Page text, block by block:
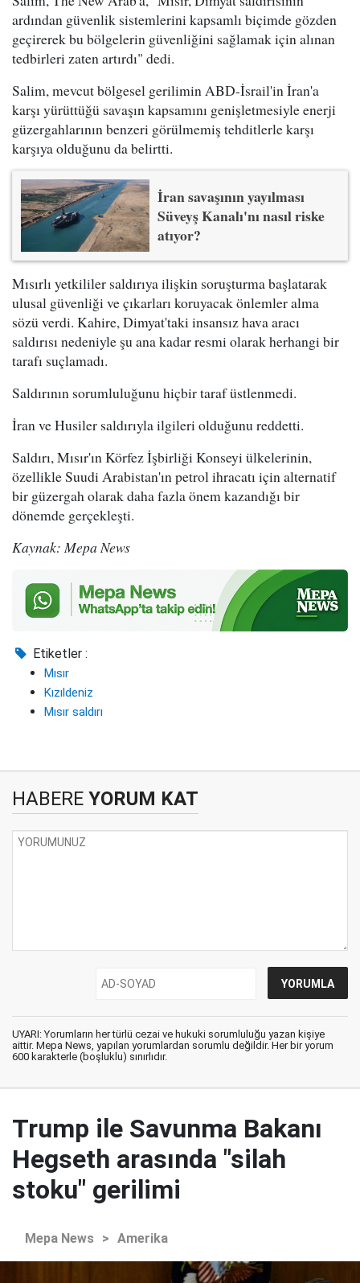
ardından güvenlik sistemlerini kapsamlı biçimde gözden
geçirerek bu bölgelerin güvenliğini sağlamak için alınan
tedbirleri zaten artırdı" dedi.
Salim, mevcut bölgesel gerilimin ABD-İsrail'in İran'a
karşı yürüttüğü savaşın kapsamını genişletmesiyle enerji
güzergahlarının benzeri görülmemiş tehditlerle karşı
karşıya olduğunu da belirtti.
İran savaşının yayılması
Süveyş Kanalı'nı nasıl riske
atıyor?
Mısırlı yetkililer saldırıya ilişkin soruşturma başlatarak
ulusal güvenliği ve çıkarları koruyacak önlemler alma
sözü verdi. Kahire, Dimyat'taki insansız hava aracı
saldırısı nedeniyle şu ana kadar resmi olarak herhangi bir
tarafı suçlamadı.
Saldırının sorumluluğunu hiçbir taraf üstlenmedi.
İran ve Husiler saldırıyla ilgileri olduğunu reddetti.
Saldırı, Mısır'ın Körfez İşbirliği Konseyi ülkelerinin,
özellikle Suudi Arabistan'ın petrol ihracatı için alternatif
bir güzergah olarak daha fazla önem kazandığı bir
dönemde gerçekleşti.
Kaynak: Mepa News
Etiketler :
Mısır
Kızıldeniz
Mısır saldırı
HABERE YORUM KAT
UYARI: Yorumların her türlü cezai ve hukuki sorumluluğu yazan kişiye
aittir. Mepa News, yapılan yorumlardan sorumlu değildir. Her bir yorum
600 karakterle (boşluklu) sınırlıdır.
Trump ile Savunma Bakanı
Hegseth arasında "silah
stoku" gerilimi
Mepa News > Amerika